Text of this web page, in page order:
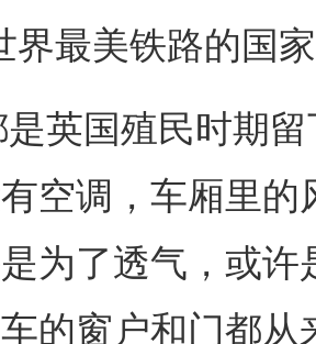
界最美铁路的国
是英国殖民时期
空调，车厢里的
为了透气，或
的窗户和门都从